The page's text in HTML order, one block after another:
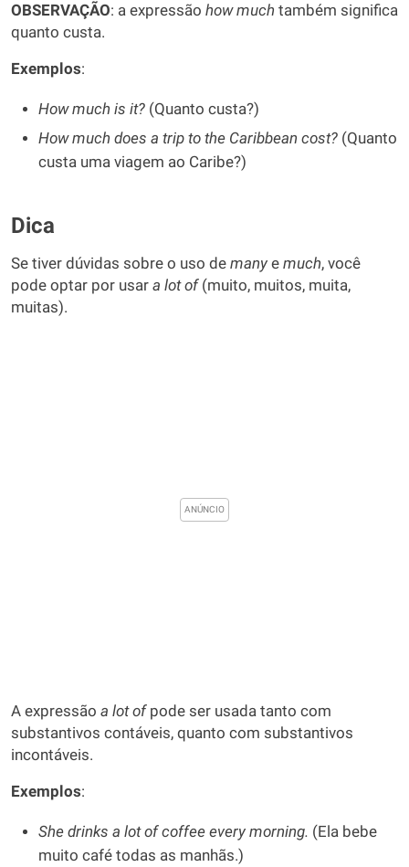
OBSERVAÇÃO: a expressão how much também significa
quanto custa.
Exemplos:
How much is it? (Quanto custa?)
How much does a trip to the Caribbean cost? (Quanto
custa uma viagem ao Caribe?)
Dica
Se tiver dúvidas sobre o uso de many e much, você
pode optar por usar a lot of (muito, muitos, muita,
muitas).
A expressão a lot of pode ser usada tanto com
substantivos contáveis, quanto com substantivos
incontáveis.
Exemplos:
She drinks a lot of coffee every morning. (Ela bebe
muito café todas as manhãs.)